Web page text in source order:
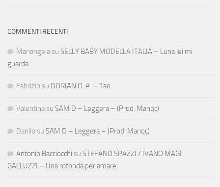
COMMENTI RECENTI
Mariangela su SELLY BABY MODELLA ITALIA – Luna lei mi
guarda
Fabrizio su DORIAN O. A. – Tao
Valentina su SAM D – Leggera – (Prod. Manqc)
Danilo su SAM D – Leggera – (Prod. Manqc)
Antonio Bacciocchi su STEFANO SPAZZI / IVANO MAGI
GALLUZZI – Una rotonda per amare